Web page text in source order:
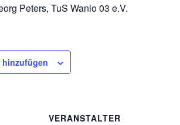
Peters, TuS Wanlo 03 e.V.
hinzufügen
VERANSTALTER